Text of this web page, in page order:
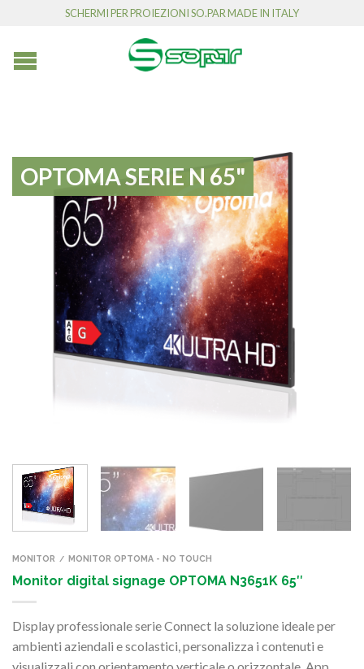
SCHERMI PER PROIEZIONI SO.PAR MADE IN ITALY
OPTOMA SERIE N 65"
MONITOR / MONITOR OPTOMA - NO TOUCH
Monitor digital signage OPTOMA N3651K 65″
Display professionale serie Connect la soluzione ideale per
ambienti aziendali e scolastici, personalizza i contenuti e